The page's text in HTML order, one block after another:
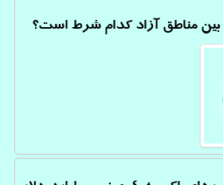
بین مناطق آزاد كدام شرط است؟